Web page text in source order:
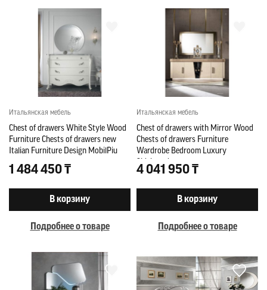
Итальянская мебель
Chest of drawers White Style Wood
Furniture Chests of drawers new
Italian Furniture Design MobilPiu
1 484 450 ₸
В корзину
Подробнее о товаре
Итальянская мебель
Chest of drawers with Mirror Wood
Chests of drawers Furniture
Wardrobe Bedroom Luxury
Sideboard new
4 041 950 ₸
В корзину
Подробнее о товаре